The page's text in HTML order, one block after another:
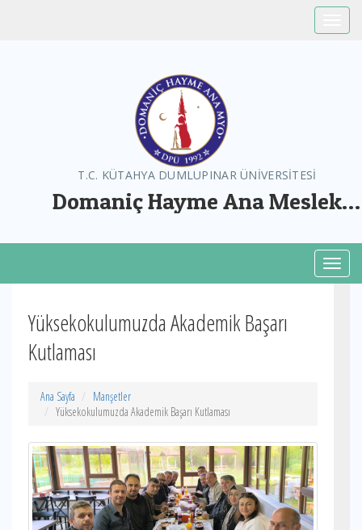
T.C. KÜTAHYA DUMLUPINAR ÜNİVERSİTESİ
Domaniç Hayme Ana Meslek
Yüksekokulumuzda Akademik Başarı
Kutlaması
Ana Sayfa
Manşetler
Yüksekokulumuzda Akademik Başarı Kutlaması